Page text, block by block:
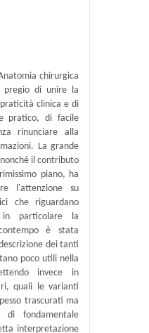
chirurgica
pregio di unire la
clinica e di
pratico, di facile
rinunciare alla
La grande
il contributo
piano, ha
l'attenzione su
che riguardano
particolare la
è stata
dei tanti
poco utili nella
invece in
quali le varianti
trascurati ma
fondamentale
interpretazione